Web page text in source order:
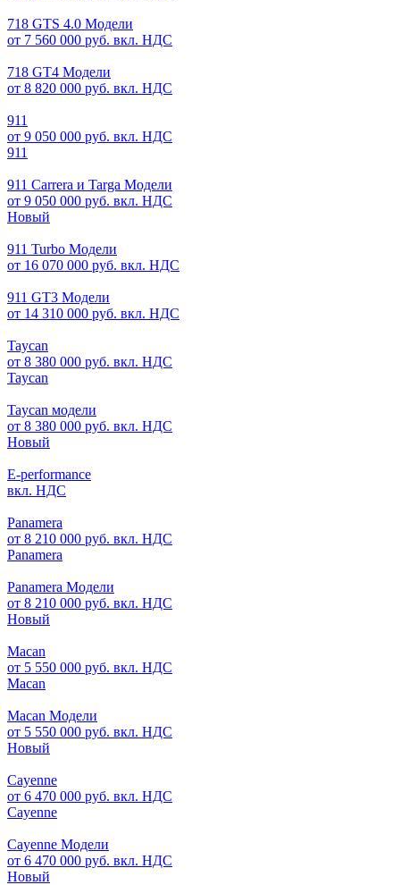
718 GTS 4.0 Модели
от 7 560 000 руб. вкл. НДС
718 GT4 Модели
от 8 820 000 руб. вкл. НДС
911
от 9 050 000 руб. вкл. НДС
911
911 Carrera и Targa Модели
от 9 050 000 руб. вкл. НДС
Новый
911 Turbo Модели
от 16 070 000 руб. вкл. НДС
911 GT3 Модели
от 14 310 000 руб. вкл. НДС
Taycan
от 8 380 000 руб. вкл. НДС
Taycan
Taycan модели
от 8 380 000 руб. вкл. НДС
Новый
E-performance
вкл. НДС
Panamera
от 8 210 000 руб. вкл. НДС
Panamera
Panamera Модели
от 8 210 000 руб. вкл. НДС
Новый
Macan
от 5 550 000 руб. вкл. НДС
Macan
Macan Модели
от 5 550 000 руб. вкл. НДС
Новый
Cayenne
от 6 470 000 руб. вкл. НДС
Cayenne
Cayenne Модели
от 6 470 000 руб. вкл. НДС
Новый